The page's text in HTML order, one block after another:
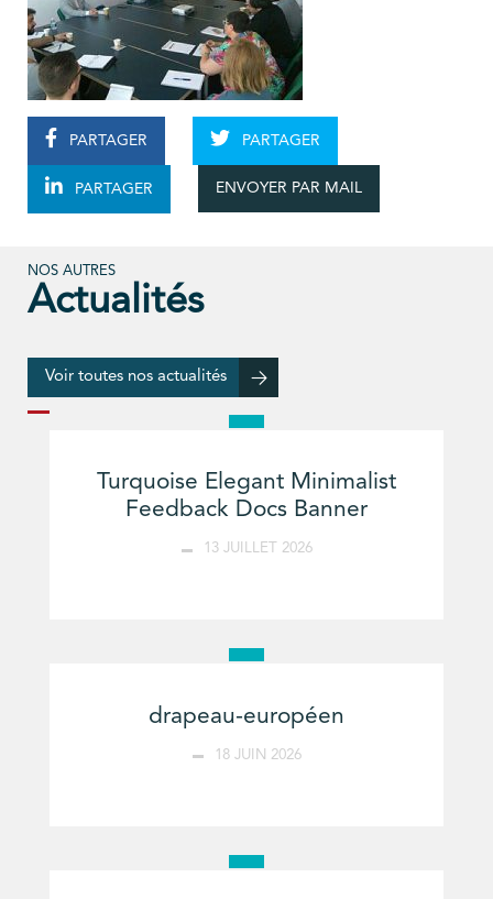
PARTAGER PARTAGER
PARTAGER ENVOYER PAR MAIL
NOS AUTRES
Actualités
Voir toutes nos actualités
Turquoise Elegant Minimalist
Feedback Docs Banner
13 JUILLET 2026
drapeau-européen
18 JUIN 2026